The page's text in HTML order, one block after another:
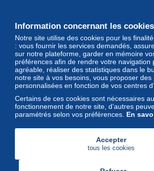
Magazine
Un regard unique et
l'univers des timbres et
collectionneurs
Information concernant les cookies
Notre site utilise des cookies pour les
: vous fournir les services demandés,
sur notre plateforme, garder en mémoire
préférences afin de rendre votre navigation
agréable, réaliser des statistiques dans le
notre site à vos besoins, vous proposer des
personnalisées en fonction de vos centres
Certains de ces cookies sont nécessaires au
fonctionnement de notre site, d’autres
paramétrés selon vos préférences. En
Accepter
tous les cookies